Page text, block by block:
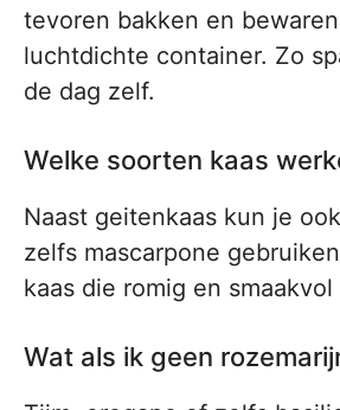
tevoren bakken en
luchtdichte container. Zo
de dag zelf.
Welke soorten kaas
Naast geitenkaas kun je
zelfs mascarpone
kaas die romig en smaakvol
Wat als ik geen